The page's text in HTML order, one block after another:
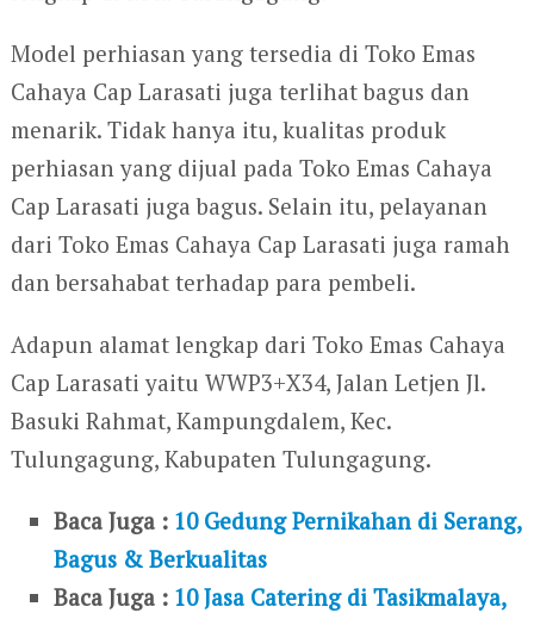
Model perhiasan yang tersedia di Toko Emas
Cahaya Cap Larasati juga terlihat bagus dan
menarik. Tidak hanya itu, kualitas produk
perhiasan yang dijual pada Toko Emas Cahaya
Cap Larasati juga bagus. Selain itu, pelayanan
dari Toko Emas Cahaya Cap Larasati juga ramah
dan bersahabat terhadap para pembeli.
Adapun alamat lengkap dari Toko Emas Cahaya
Cap Larasati yaitu WWP3+X34, Jalan Letjen Jl.
Basuki Rahmat, Kampungdalem, Kec.
Tulungagung, Kabupaten Tulungagung.
Baca Juga : 10 Gedung Pernikahan di Serang,
Bagus & Berkualitas
Baca Juga : 10 Jasa Catering di Tasikmalaya,